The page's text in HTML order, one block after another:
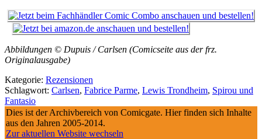
Abbildungen © Dupuis / Carlsen (Comicseite aus der frz.
Originalausgabe)
Kategorie: Rezensionen
Schlagwort: Carlsen, Fabrice Parme, Lewis Trondheim, Spirou und
Fantasio
Dies ist der Archivbereich von Comicgate. Hier finden sich Inhalte
aus den Jahren 2005-2014.
Zur aktuellen Website wechseln